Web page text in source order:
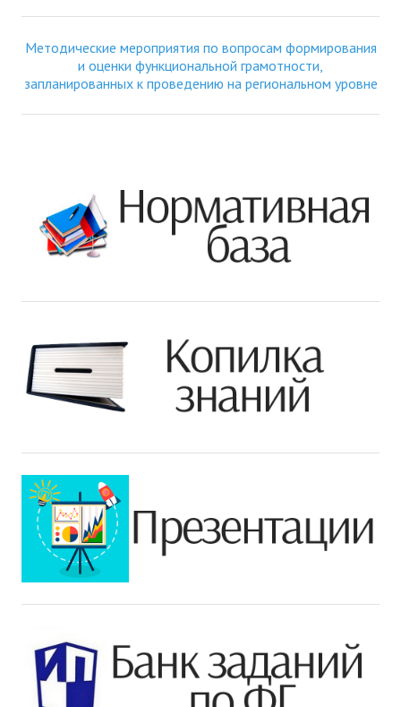
Организация УВП
ГИА
Готовимся к новому учебному году 2026-2027
ДПО
Профессиональная переподготовка
Повышение квалификации
КОНТАКТЫ
Методические мероприятия по вопросам формирования
и оценки функциональной грамотности,
запланированных к проведению на региональном уровне